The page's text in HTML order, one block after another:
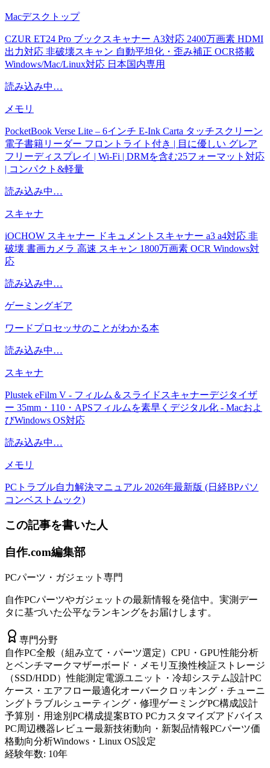
Macデスクトップ
CZUR ET24 Pro ブックスキャナー A3対応 2400万画素 HDMI
出力対応 非破壊スキャン 自動平坦化・歪み補正 OCR搭載
Windows/Mac/Linux対応 日本国内専用
読み込み中…
メモリ
PocketBook Verse Lite – 6インチ E-Ink Carta タッチスクリーン
電子書籍リーダー フロントライト付き | 目に優しい グレア
フリーディスプレイ | Wi-Fi | DRMを含む25フォーマット対応
| コンパクト&軽量
読み込み中…
スキャナ
iOCHOW スキャナー ドキュメントスキャナー a3 a4対応 非
破壊 書画カメラ 高速 スキャン 1800万画素 OCR Windows対
応
読み込み中…
ゲーミングギア
ワードプロセッサのことがわかる本
読み込み中…
スキャナ
Plustek eFilm V - フィルム＆スライドスキャナーデジタイザ
ー 35mm・110・APSフィルムを素早くデジタル化 - Macおよ
びWindows OS対応
読み込み中…
メモリ
PCトラブル自力解決マニュアル 2026年最新版 (日経BPパソ
コンベストムック)
この記事を書いた人
自作.com編集部
PCパーツ・ガジェット専門
自作PCパーツやガジェットの最新情報を発信中。実測デー
タに基づいた公平なランキングをお届けします。
専門分野
自作PC全般（組み立て・パーツ選定） CPU・GPU性能分析
とベンチマークマザーボード・メモリ互換性検証ストレージ
（SSD/HDD）性能測定電源ユニット・冷却システム設計PC
ケース・エアフロー最適化オーバークロッキング・チューニ
ング トラブルシューティング・修理ゲーミングPC構成設計
予算別・用途別PC構成提案BTO PCカスタマイズアドバイス
PC周辺機器レビュー最新技術動向・新製品情報PCパーツ価
格動向分析Windows・Linux OS設定
経験年数: 10年